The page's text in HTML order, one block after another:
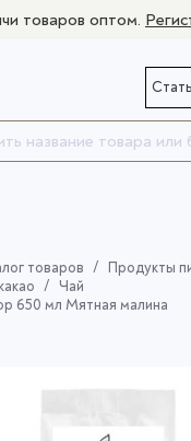
товаров оптом.
товаров
Продукты
Чай
650 мл Мятная малина